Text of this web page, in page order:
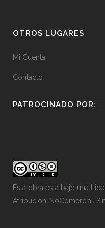
OTROS LUGARES
Mi Cuenta
Contacto
PATROCINADO POR:
Esta obra está bajo una
Atribución-NoComercial-